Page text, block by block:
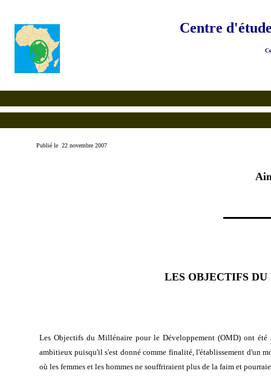
Centre
Publié le 22 novembre 2007
LES OBJECTIFS
Les Objectifs du Millénaire pour le Développement (OMD) ont été
ambitieux puisqu'il s'est donné comme finalité, l'établissement d'un
où les femmes et les hommes ne souffriraient plus de la faim et